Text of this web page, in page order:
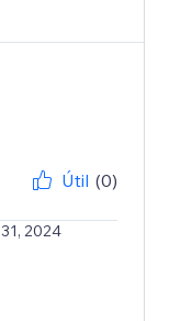
Útil (0)
2024